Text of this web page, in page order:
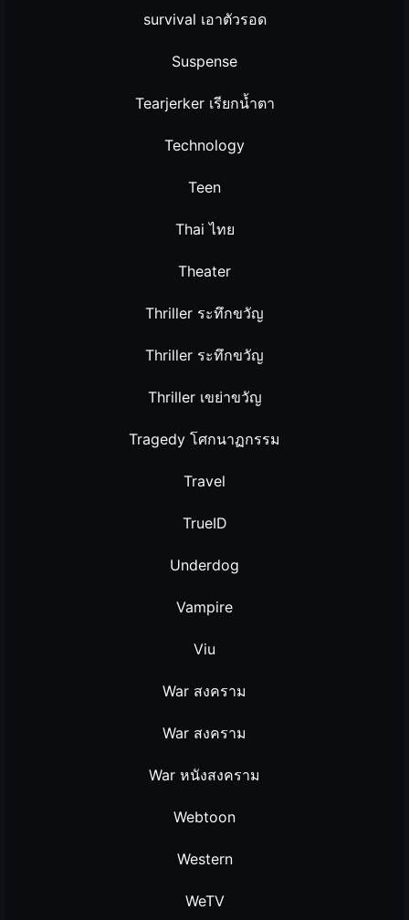
survival เอาตัวรอด
Suspense
Tearjerker เรียกน้ำตา
Technology
Teen
Thai ไทย
Theater
Thriller ระทึกขวัญ
Thriller ระทึกขวัญ
Thriller เขย่าขวัญ
Tragedy โศกนาฏกรรม
Travel
TrueID
Underdog
Vampire
Viu
War สงคราม
War สงคราม
War หนังสงคราม
Webtoon
Western
WeTV